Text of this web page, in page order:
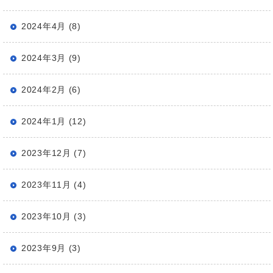
2024年4月 (8)
2024年3月 (9)
2024年2月 (6)
2024年1月 (12)
2023年12月 (7)
2023年11月 (4)
2023年10月 (3)
2023年9月 (3)